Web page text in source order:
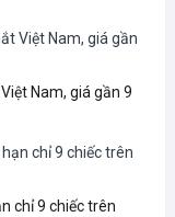
Nam, giá gần 9
chỉ 9 chiếc trên